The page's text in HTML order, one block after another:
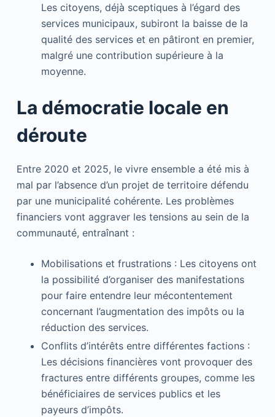
Les citoyens, déjà sceptiques à l’égard des
services municipaux, subiront la baisse de la
qualité des services et en pâtiront en premier,
malgré une contribution supérieure à la
moyenne.
La démocratie locale en
déroute
Entre 2020 et 2025, le vivre ensemble a été mis à
mal par l’absence d’un projet de territoire défendu
par une municipalité cohérente. Les problèmes
financiers vont aggraver les tensions au sein de la
communauté, entraînant :
Mobilisations et frustrations : Les citoyens ont
la possibilité d’organiser des manifestations
pour faire entendre leur mécontentement
concernant l’augmentation des impôts ou la
réduction des services.
Conflits d’intérêts entre différentes factions :
Les décisions financières vont provoquer des
fractures entre différents groupes, comme les
bénéficiaires de services publics et les
payeurs d’impôts.